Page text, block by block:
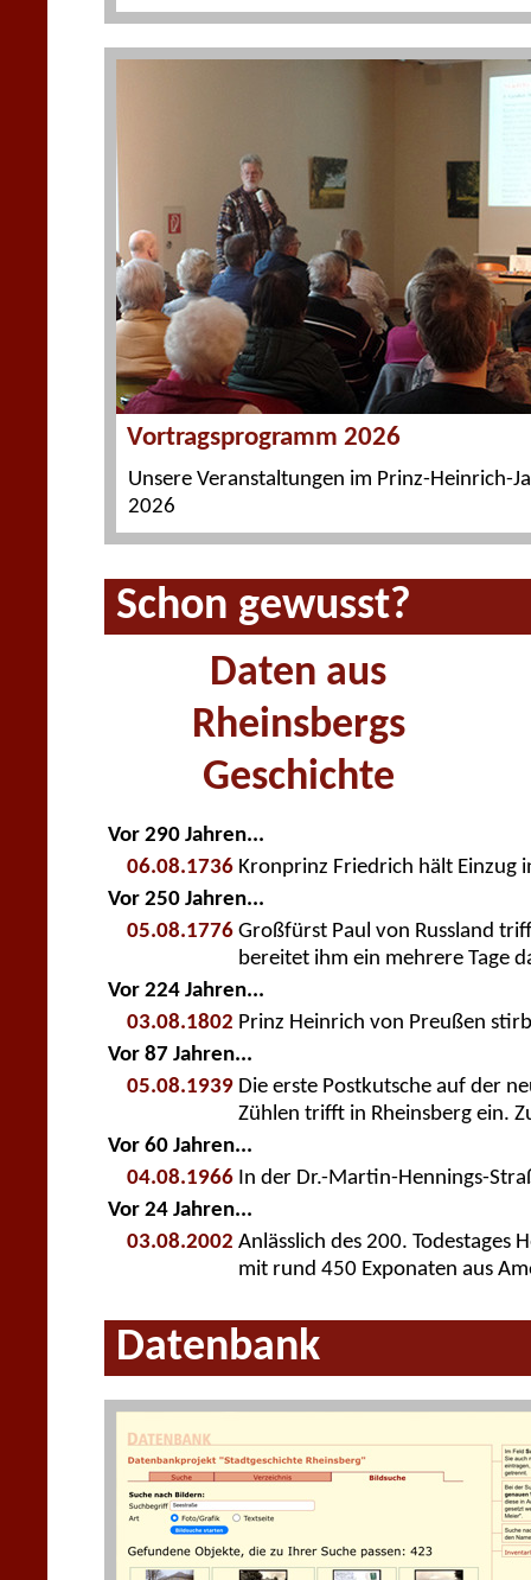
Vortragsprogramm 2026
Unsere Veranstaltungen im Prinz-Heinrich-
2026
Schon gewusst?
Daten aus
Rheinsbergs
Geschichte
Vor 290 Jahren...
06.08.1736 Kronprinz Friedrich hält Einzug
Vor 250 Jahren...
05.08.1776 Großfürst Paul von Russland
bereitet ihm ein mehrere Tage
Vor 224 Jahren...
03.08.1802 Prinz Heinrich von Preußen
Vor 87 Jahren...
05.08.1939 Die erste Postkutsche auf der
Zühlen trifft in Rheinsberg ein.
Vor 60 Jahren...
04.08.1966 In der Dr.-Martin-Hennings-
Vor 24 Jahren...
03.08.2002 Anlässlich des 200. Todestages
mit rund 450 Exponaten aus
Datenbank